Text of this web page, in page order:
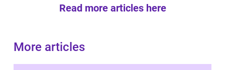
Read more articles here
More articles